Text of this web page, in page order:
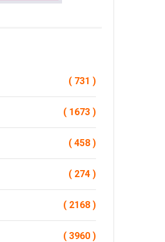
( 731 )
( 1673 )
( 458 )
( 274 )
( 2168 )
( 3960 )